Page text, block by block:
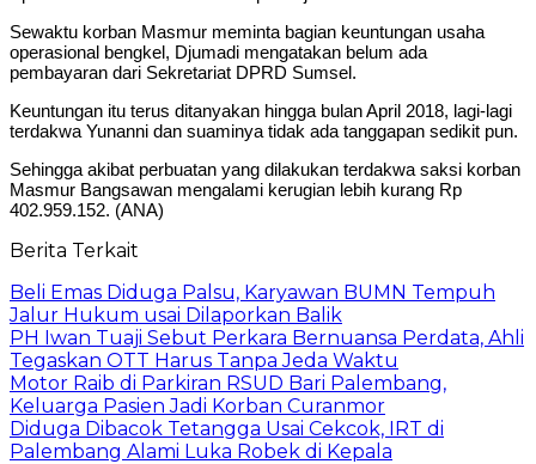
Sewaktu korban Masmur meminta bagian keuntungan usaha
operasional bengkel, Djumadi mengatakan belum ada
pembayaran dari Sekretariat DPRD Sumsel.
Keuntungan itu terus ditanyakan hingga bulan April 2018, lagi-lagi
terdakwa Yunanni dan suaminya tidak ada tanggapan sedikit pun.
Sehingga akibat perbuatan yang dilakukan terdakwa saksi korban
Masmur Bangsawan mengalami kerugian lebih kurang Rp
402.959.152. (ANA)
Berita Terkait
Beli Emas Diduga Palsu, Karyawan BUMN Tempuh
Jalur Hukum usai Dilaporkan Balik
PH Iwan Tuaji Sebut Perkara Bernuansa Perdata, Ahli
Tegaskan OTT Harus Tanpa Jeda Waktu
Motor Raib di Parkiran RSUD Bari Palembang,
Keluarga Pasien Jadi Korban Curanmor
Diduga Dibacok Tetangga Usai Cekcok, IRT di
Palembang Alami Luka Robek di Kepala